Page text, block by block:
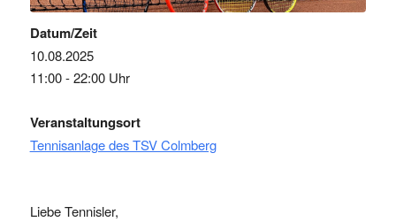
Datum/Zeit
10.08.2025
11:00 - 22:00Uhr
Veranstaltungsort
Tennisanlage des TSV Colmberg
Liebe Tennisler,